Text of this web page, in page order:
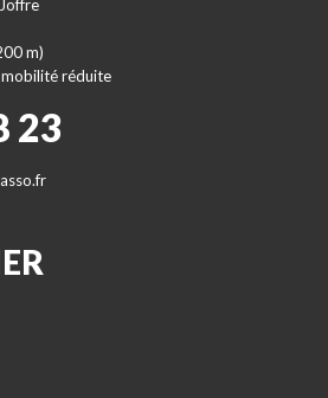
m)
mobilité réduite
23